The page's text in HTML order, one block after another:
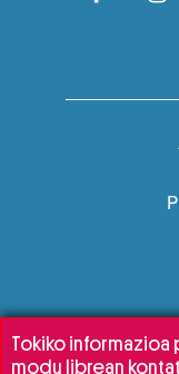
Tokiko informazioa
modu librean